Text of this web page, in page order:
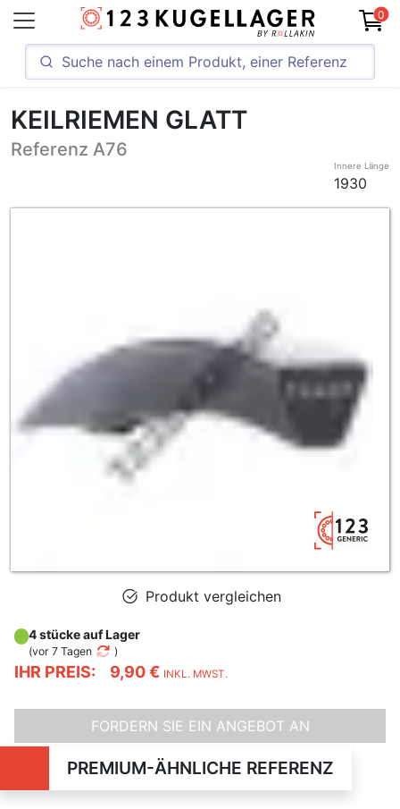
0
KEILRIEMEN GLATT
Referenz A76
Innere Länge
1930
Produkt vergleichen
IHR PREIS: 9,90 € INKL. MWST.
4 stücke auf Lager
(vor 7 Tagen )
FORDERN SIE EIN ANGEBOT AN
PREMIUM-ÄHNLICHE REFERENZ